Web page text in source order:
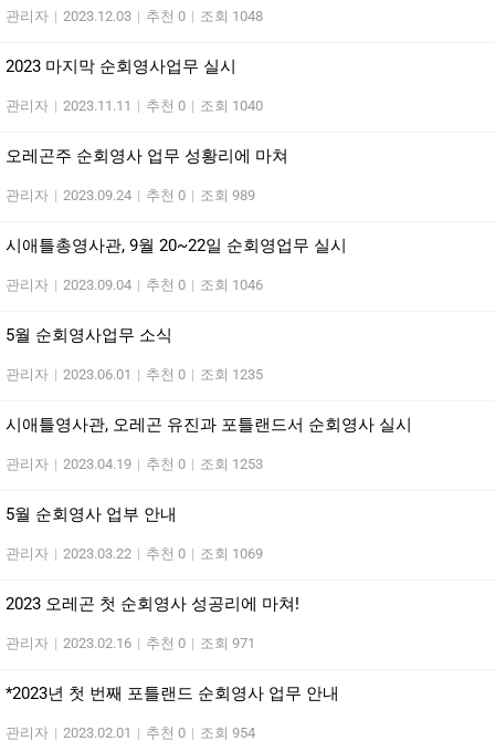
관리자 | 2023.12.03 | 추천 0 | 조회 1048
2023 마지막 순회영사업무 실시
관리자 | 2023.11.11 | 추천 0 | 조회 1040
오레곤주 순회영사 업무 성황리에 마쳐
관리자 | 2023.09.24 | 추천 0 | 조회 989
시애틀총영사관, 9월 20~22일 순회영업무 실시
관리자 | 2023.09.04 | 추천 0 | 조회 1046
5월 순회영사업무 소식
관리자 | 2023.06.01 | 추천 0 | 조회 1235
시애틀영사관, 오레곤 유진과 포틀랜드서 순회영사 실시
관리자 | 2023.04.19 | 추천 0 | 조회 1253
5월 순회영사 업부 안내
관리자 | 2023.03.22 | 추천 0 | 조회 1069
2023 오레곤 첫 순회영사 성공리에 마쳐!
관리자 | 2023.02.16 | 추천 0 | 조회 971
*2023년 첫 번째 포틀랜드 순회영사 업무 안내
관리자 | 2023.02.01 | 추천 0 | 조회 954